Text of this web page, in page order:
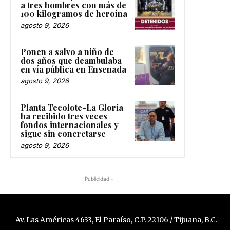
a tres hombres con más de
100 kilogramos de heroína
agosto 9, 2026
Ponen a salvo a niño de
dos años que deambulaba
en vía pública en Ensenada
agosto 9, 2026
Planta Tecolote-La Gloria
ha recibido tres veces
fondos internacionales y
sigue sin concretarse
agosto 9, 2026
-Publicidad -
Av. Las Américas 4633, El Paraíso, C.P. 22106 / Tijuana, B.C.